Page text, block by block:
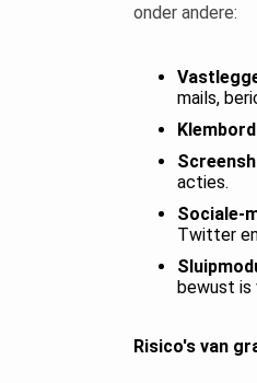
onder andere:
mails,
acties.
Sociale-
Twitter
bewust is
Risico's van